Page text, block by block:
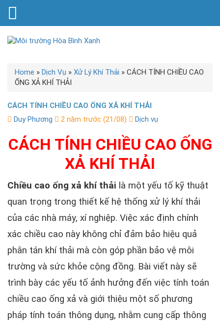
Home » Dịch Vụ » Xử Lý Khí Thải » CÁCH TÍNH CHIỀU CAO
ỐNG XẢ KHÍ THẢI
CÁCH TÍNH CHIỀU CAO ỐNG XẢ KHÍ THẢI
Duy Phương
2 năm trước (21/08) Dịch vụ
CÁCH TÍNH CHIỀU CAO ỐNG
XẢ KHÍ THẢI
Chiều cao ống xả khí thải là một yếu tố kỹ thuật
quan trọng trong thiết kế hệ thống xử lý khí thải
của các nhà máy, xí nghiệp. Việc xác định chính
xác chiều cao này không chỉ đảm bảo hiệu quả
phân tán khí thải mà còn góp phần bảo vệ môi
trường và sức khỏe cộng đồng. Bài viết này sẽ
trình bày các yếu tố ảnh hưởng đến việc tính toán
chiều cao ống xả và giới thiệu một số phương
pháp tính toán thông dụng, nhằm cung cấp thông